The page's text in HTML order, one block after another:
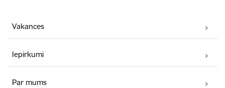
Vakances
Iepirkumi
Par mums